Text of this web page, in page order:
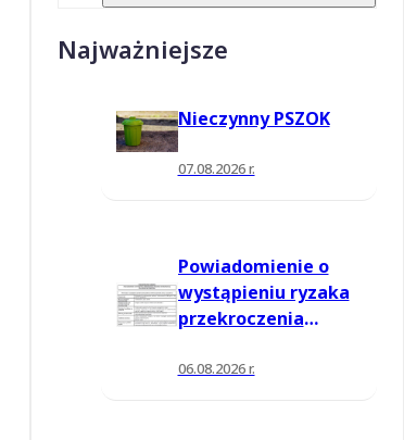
Najważniejsze
Nieczynny PSZOK
07.08.2026 r.
Powiadomienie o
wystąpieniu ryzaka
przekroczenia
informowania dla
06.08.2026 r.